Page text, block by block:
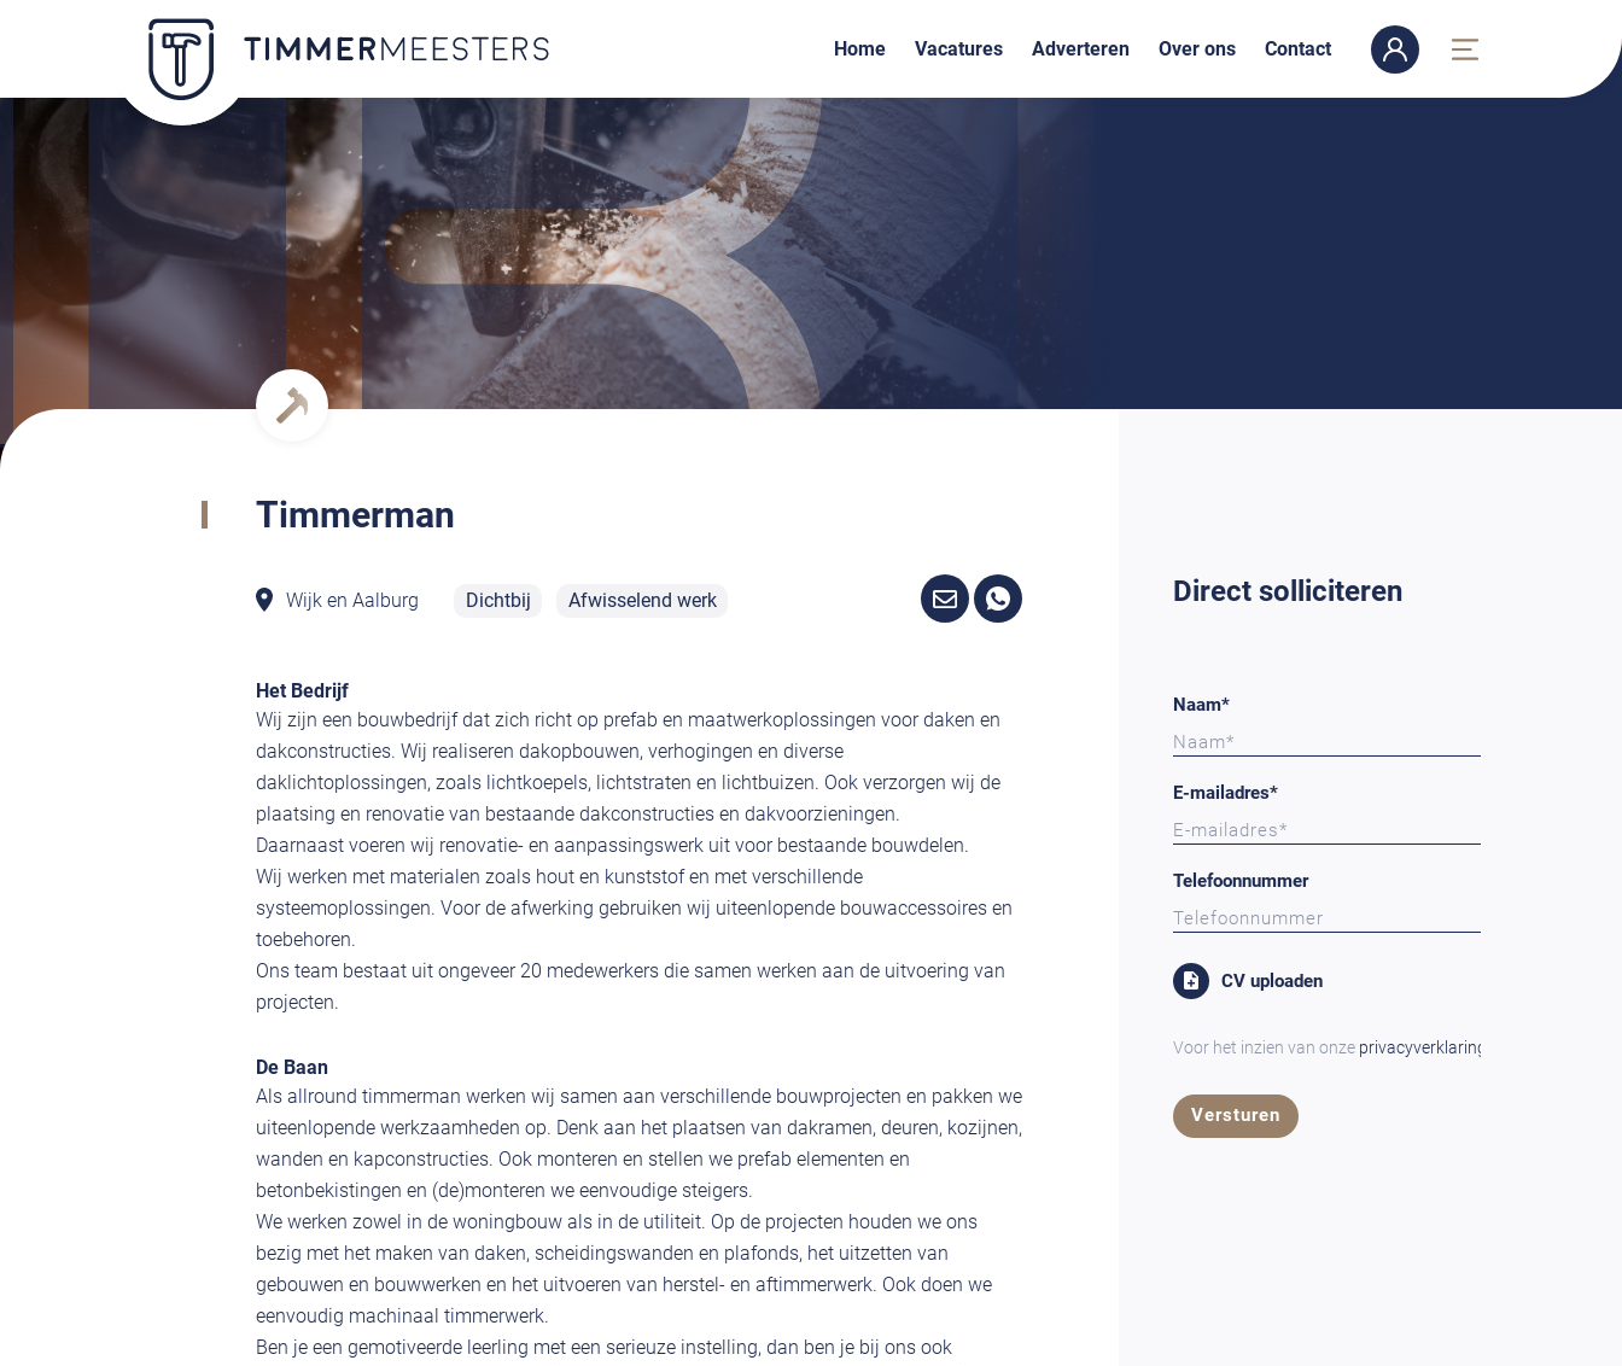
Home Vacatures Adverteren Over ons Contact
Timmerman
Wijk en Aalburg Dichtbij Afwisselend werk
Het Bedrijf
Wij zijn een bouwbedrijf dat zich richt op prefab en maatwerkoplossingen voor daken en
dakconstructies. Wij realiseren dakopbouwen, verhogingen en diverse
daklichtoplossingen, zoals lichtkoepels, lichtstraten en lichtbuizen. Ook verzorgen wij de
plaatsing en renovatie van bestaande dakconstructies en dakvoorzieningen.
Daarnaast voeren wij renovatie- en aanpassingswerk uit voor bestaande bouwdelen.
Wij werken met materialen zoals hout en kunststof en met verschillende
systeemoplossingen. Voor de afwerking gebruiken wij uiteenlopende bouwaccessoires en
toebehoren.
Ons team bestaat uit ongeveer 20 medewerkers die samen werken aan de uitvoering van
projecten.
De Baan
Als allround timmerman werken wij samen aan verschillende bouwprojecten en pakken we
uiteenlopende werkzaamheden op. Denk aan het plaatsen van dakramen, deuren, kozijnen,
wanden en kapconstructies. Ook monteren en stellen we prefab elementen en
betonbekistingen en (de)monteren we eenvoudige steigers.
We werken zowel in de woningbouw als in de utiliteit. Op de projecten houden we ons
bezig met het maken van daken, scheidingswanden en plafonds, het uitzetten van
gebouwen en bouwwerken en het uitvoeren van herstel- en aftimmerwerk. Ook doen we
eenvoudig machinaal timmerwerk.
Ben je een gemotiveerde leerling met een serieuze instelling, dan ben je bij ons ook
Direct solliciteren
Naam*
E-mailadres*
Telefoonnummer
CV uploaden
Voor het inzien van onze privacyverklaring